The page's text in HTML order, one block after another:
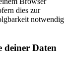
dies zur
notwendig
deiner Daten